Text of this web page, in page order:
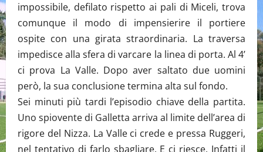
impossibile, defilato rispetto ai pali di Miceli, trova
comunque il modo di impensierire il portiere
ospite con una girata straordinaria. La traversa
impedisce alla sfera di varcare la linea di porta. Al 4’
ci prova La Valle. Dopo aver saltato due uomini
però, la sua conclusione termina alta sul fondo.
Sei minuti più tardi l’episodio chiave della partita.
Uno spiovente di Galletta arriva al limite dell’area di
rigore del Nizza. La Valle ci crede e pressa Ruggeri,
nel tentativo di farlo sbagliare. E ci riesce. Infatti il